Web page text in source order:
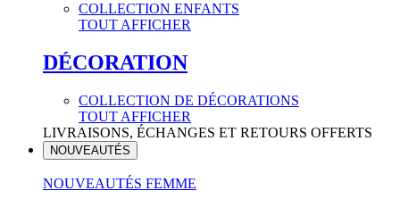
COLLECTION ENFANTS
TOUT AFFICHER
DÉCORATION
COLLECTION DE DÉCORATIONS
TOUT AFFICHER
LIVRAISONS, ÉCHANGES ET RETOURS OFFERTS
NOUVEAUTÉS
NOUVEAUTÉS FEMME